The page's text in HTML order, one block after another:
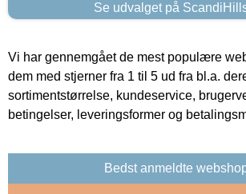
Se udvalget på
Vi har gennemgået de mest populære
dem med stjerner fra 1 til 5 ud fra bl.a.
sortimentstørrelse, kundeservice,
betingelser, leveringsformer og
Bedst anmeldte